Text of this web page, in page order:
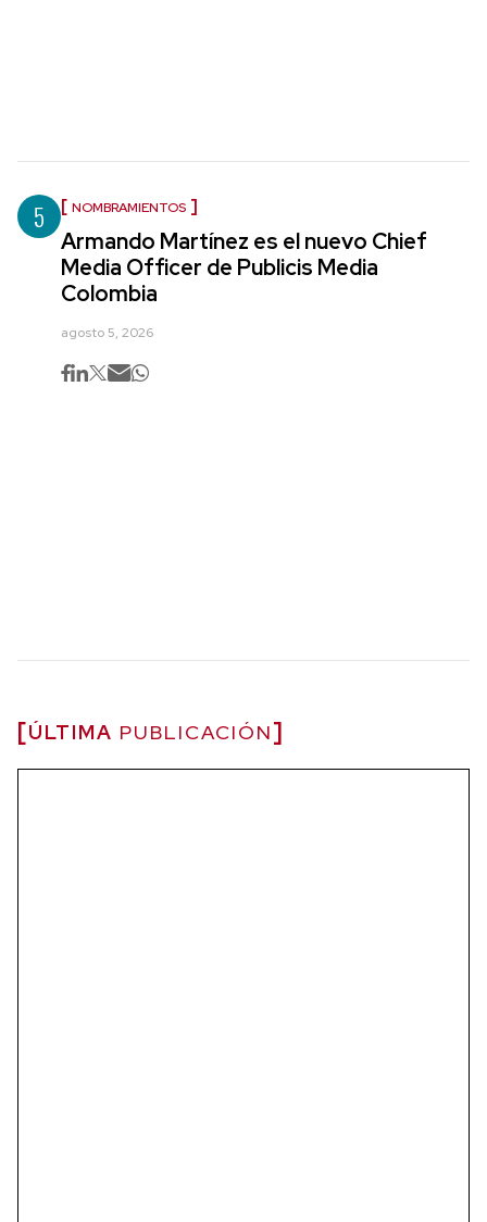
5 NOMBRAMIENTOS
Armando Martínez es el nuevo Chief
Media Officer de Publicis Media
Colombia
agosto 5, 2026
ÚLTIMA PUBLICACIÓN